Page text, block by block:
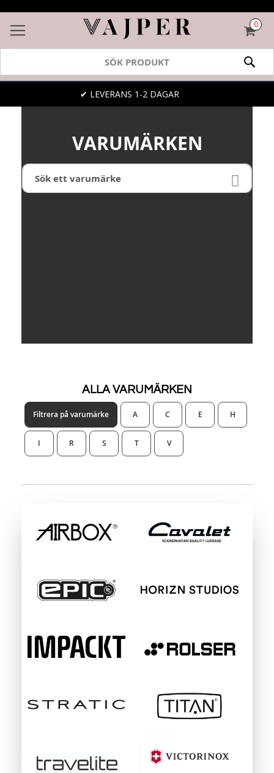
0
1-2 DAGAR
VARUMÄRKEN
Sök
ALLA VARUMÄRKEN
Filtrera på varumärke A C E H
I R S T V